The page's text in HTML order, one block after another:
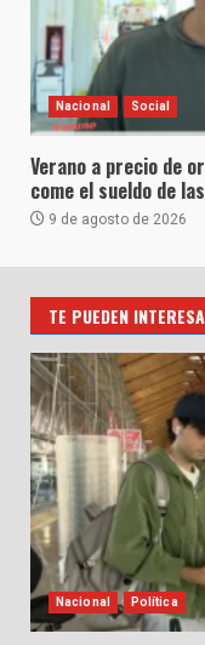
Nacional Social
Verano a precio de
come el sueldo de
9 de agosto de 2026
TE PUEDEN
Nacional Política